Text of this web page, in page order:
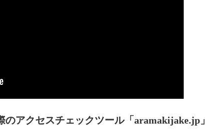
アクセスチェックツール「aramakijake.jp」